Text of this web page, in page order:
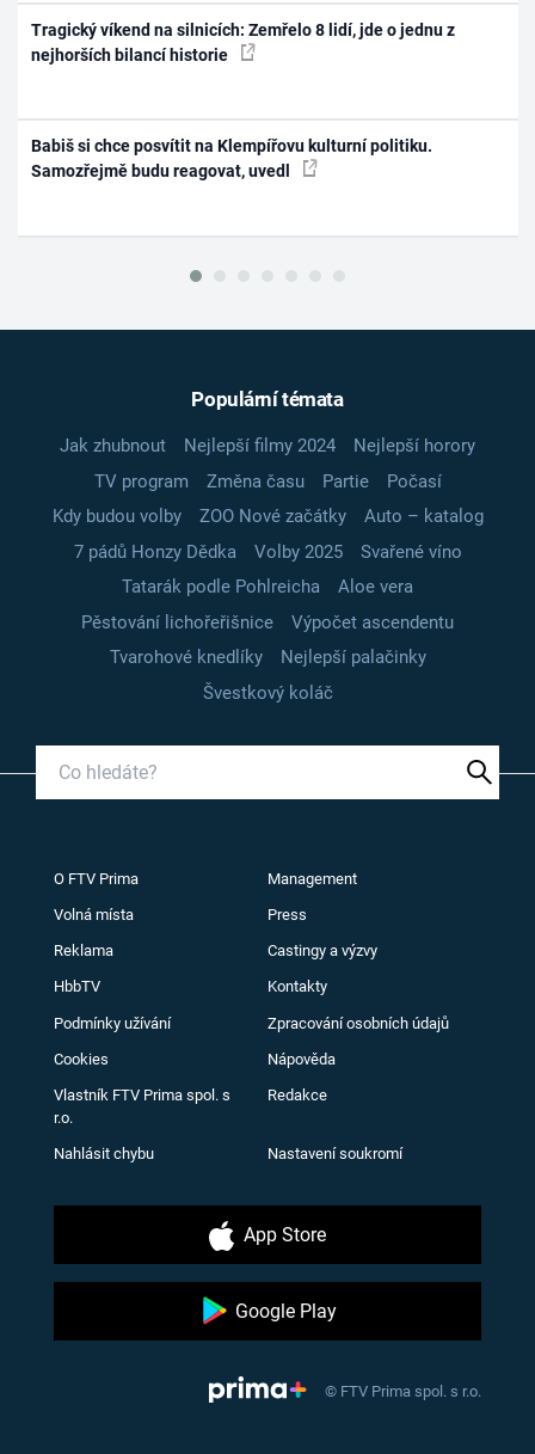
Tragický víkend na silnicích: Zemřelo 8 lidí, jde o jednu z
nejhorších bilancí historie
Babiš si chce posvítit na Klempířovu kulturní politiku.
Samozřejmě budu reagovat, uvedl
Populární témata
Jak zhubnout Nejlepší filmy 2024
Nejlepší horory
TV program
Změna času Partie
Počasí
Kdy budou volby
ZOO Nové začátky
Auto – katalog
7 pádů Honzy Dědka
Volby 2025
Svařené víno
Tatarák podle Pohlreicha
Aloe vera
Pěstování lichořeřišnice
Výpočet ascendentu
Tvarohové knedlíky
Nejlepší palačinky
Švestkový koláč
O FTV Prima Management
Volná místa Press
Reklama Castingy a výzvy
HbbTV Kontakty
Podmínky užívání Zpracování osobních údajů
Cookies Nápověda
Vlastník FTV Prima spol. s
r.o.
Redakce
Nahlásit chybu Nastavení soukromí
App Store
Google Play
© FTV Prima spol. s r.o.